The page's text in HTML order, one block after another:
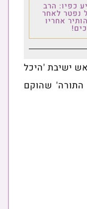
כפיו: הרב
נפטר לאחר
44, והותיר אחריו
ישיבת 'היכל
התורה' שהוקם